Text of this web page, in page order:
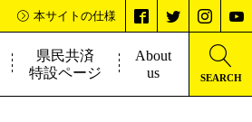
本サイトの仕様
県民共済
特設ページ
About
us
SEARCH